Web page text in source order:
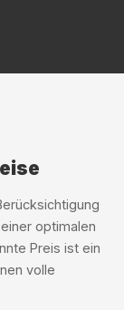
optimalen
Preis ist ein
volle